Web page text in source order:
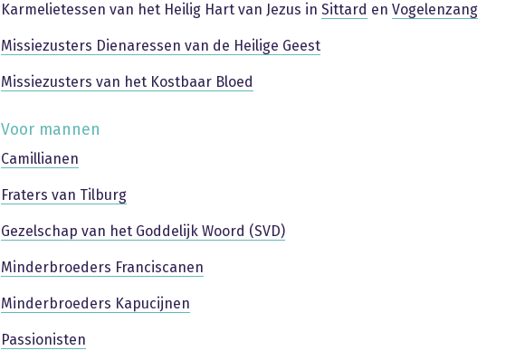
Karmelietessen van het Heilig Hart van Jezus in Sittard en Vogelenzang
Missiezusters Dienaressen van de Heilige Geest
Missiezusters van het Kostbaar Bloed
Voor mannen
Camillianen
Fraters van Tilburg
Gezelschap van het Goddelijk Woord (SVD)
Minderbroeders Franciscanen
Minderbroeders Kapucijnen
Passionisten